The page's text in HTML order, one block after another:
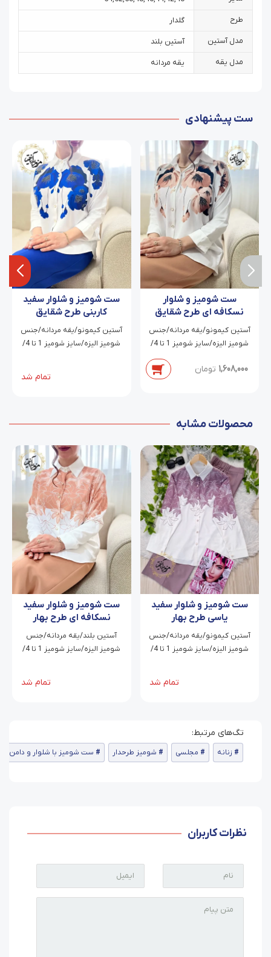
طرح گلدار
مدل آستین آستین بلند
مدل یقه یقه مردانه
ست پیشنهادی
ست شومیز و شلوار
نسکافه ای طرح شقایق
آستین کیمونو/یقه مردانه/جنس
شومیز الیزه/سایز شومیز 1 تا 4/
جنس شلوار کرپ مازراتی/سایز
شلوار 1 تا 2 1,608,000 تومان
ست شومیز و شلوار سفید
کاربنی طرح شقایق
آستین کیمونو/یقه مردانه/جنس
شومیز الیزه/سایز شومیز 1 تا 4/
تمام شد
محصولات مشابه
ست شومیز و شلوار سفید
یاسی طرح بهار
آستین کیمونو/یقه مردانه/جنس
شومیز الیزه/سایز شومیز 1 تا 4/
تمام شد
ست شومیز و شلوار سفید
نسکافه ای طرح بهار
آستین بلند/یقه مردانه/جنس
شومیز الیزه/سایز شومیز 1 تا 4/
تمام شد
زنانه مجلسی شومیز طرحدار ست شومیز با شلوار و دامن
نظرات کاربران